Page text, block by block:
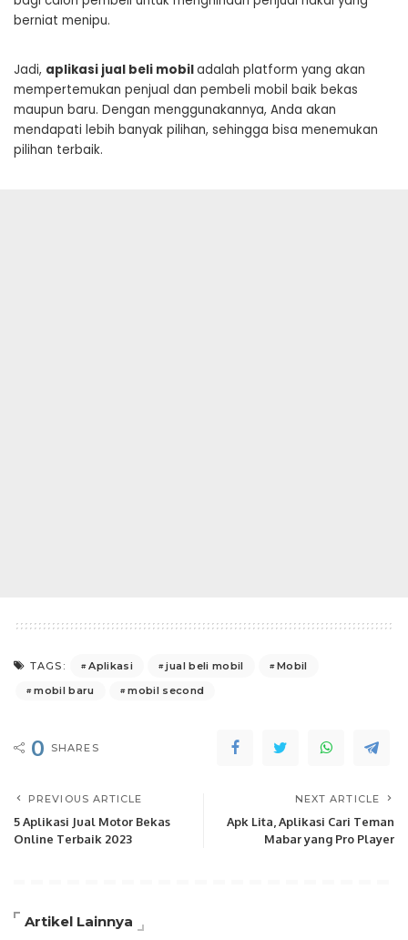
berniat menipu.
Jadi, aplikasi jual beli mobiladalah platform yang akan
mempertemukan penjual dan pembeli mobil baik bekas
maupun baru. Dengan menggunakannya, Anda akan
mendapati lebih banyak pilihan, sehingga bisa menemukan
pilihan terbaik.
TAGS: Aplikasi jual beli mobil
Mobil
mobil baru
mobil second
0 SHARES
PREVIOUS ARTICLE
5 Aplikasi Jual Motor Bekas
Online Terbaik 2023
NEXT ARTICLE
Apk Lita, Aplikasi Cari Teman
Mabar yang Pro Player
Artikel Lainnya